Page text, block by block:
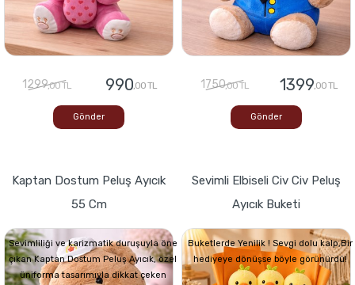
1299,00 TL 990,00 TL
Gönder
1750,00 TL 1399,00 TL
Gönder
Kaptan Dostum Peluş Ayıcık
55 Cm
Sevimliliği ve karizmatik duruşuyla öne
çıkan Kaptan Dostum Peluş Ayıcık, özel
üniforma tasarımıyla dikkat çeken
Sevimli Elbiseli Civ Civ Peluş
Ayıcık Buketi
Buketlerde Yenilik ! Sevgi dolu kalp,Bir
hediyeye dönüşse böyle görünürdü!